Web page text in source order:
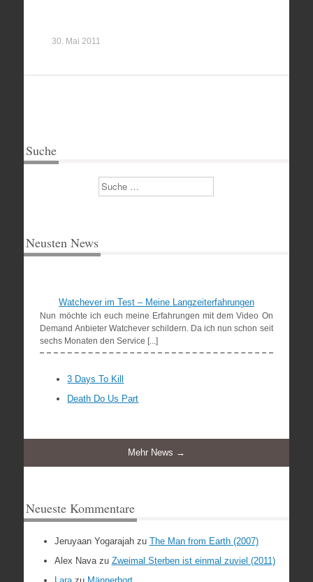
30. Mai 2011
Suche
Suchen
Neusten News
Watchever im Test – Meine Langzeiterfahrungen
Nun möchte ich euch meine Erfahrungen mit dem Video On
Demand Anbieter Watchever schildern. Da ich nun schon seit
sechs Monaten den Service [...]
3 Days To Kill
Death Do Us Part
Mehr News →
Neueste Kommentare
Jeruyaan Yogarajahzu The Man from Earth (2007)
Alex Navazu Zweimal Sterben ist einmal zuviel (2011)